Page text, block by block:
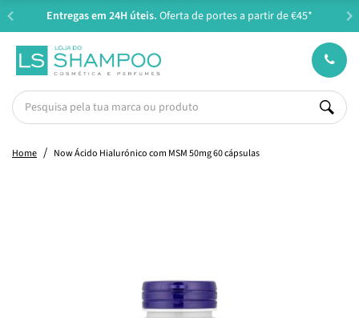
Entregas em 24H úteis. Oferta de portes a partir de €45*
Home Now Ácido Hialurónico com MSM 50mg 60 cápsulas